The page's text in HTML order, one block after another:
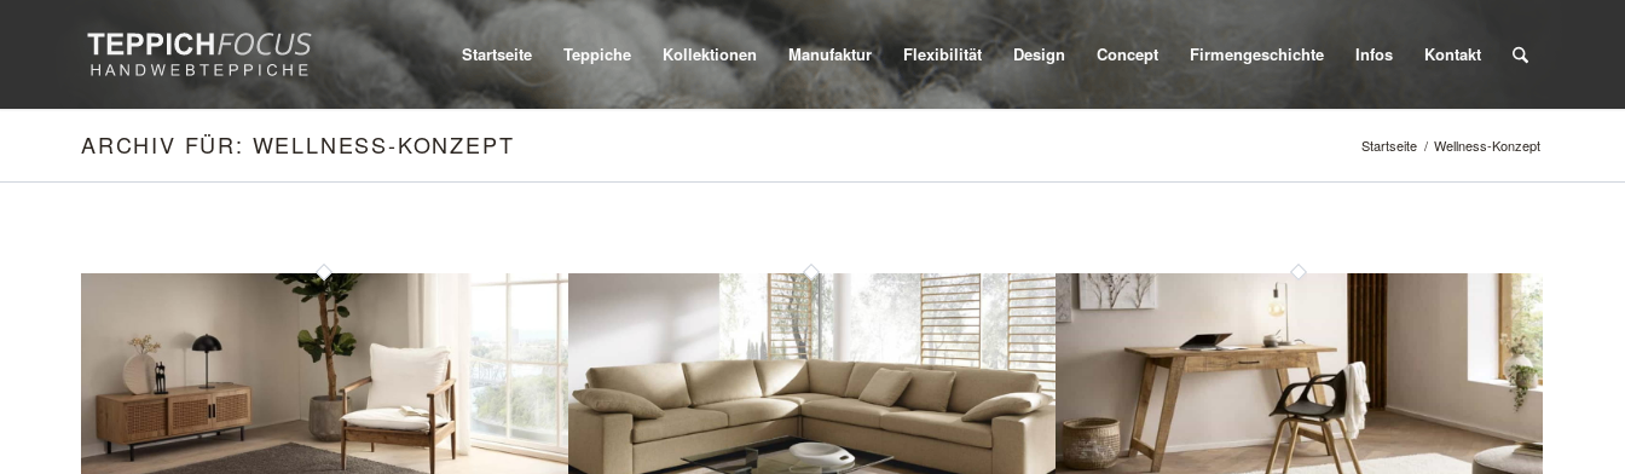
Startseite Teppiche Kollektionen Manufaktur Flexibilität Design Concept Firmengeschichte Infos Kontakt
ARCHIV FÜR: WELLNESS-KONZEPT Startseite / Wellness-Konzept